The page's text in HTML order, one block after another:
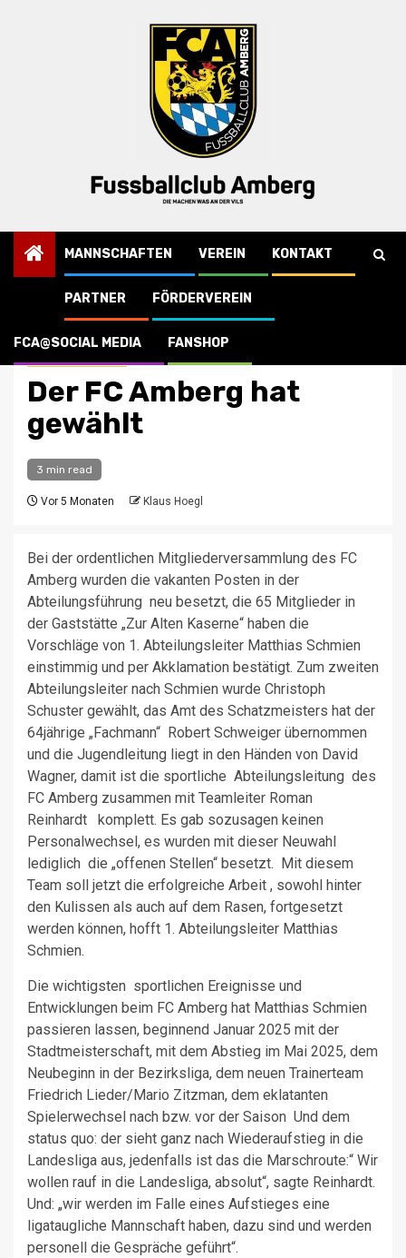
MANNSCHAFTEN VEREIN KONTAKT
PARTNER FÖRDERVEREIN
FCA@SOCIAL MEDIA FANSHOP
Vereinsnachrichten Der FC Amberg hat gewählt
Der FC Amberg hat
gewählt
3 min read
Vor 5 Monaten Klaus Hoegl
Bei der ordentlichen Mitgliederversammlung des FC
Amberg wurden die vakanten Posten in der
Abteilungsführung neu besetzt, die 65 Mitglieder in
der Gaststätte „Zur Alten Kaserne“ haben die
Vorschläge von 1. Abteilungsleiter Matthias Schmien
einstimmig und per Akklamation bestätigt. Zum zweiten
Abteilungsleiter nach Schmien wurde Christoph
Schuster gewählt, das Amt des Schatzmeisters hat der
64jährige „Fachmann“ Robert Schweiger übernommen
und die Jugendleitung liegt in den Händen von David
Wagner, damit ist die sportliche Abteilungsleitung des
FC Amberg zusammen mit Teamleiter Roman
Reinhardt komplett. Es gab sozusagen keinen
Personalwechsel, es wurden mit dieser Neuwahl
lediglich die „offenen Stellen“ besetzt. Mit diesem
Team soll jetzt die erfolgreiche Arbeit , sowohl hinter
den Kulissen als auch auf dem Rasen, fortgesetzt
werden können, hofft 1. Abteilungsleiter Matthias
Schmien.
Die wichtigsten sportlichen Ereignisse und
Entwicklungen beim FC Amberg hat Matthias Schmien
passieren lassen, beginnend Januar 2025 mit der
Stadtmeisterschaft, mit dem Abstieg im Mai 2025, dem
Neubeginn in der Bezirksliga, dem neuen Trainerteam
Friedrich Lieder/Mario Zitzman, dem eklatanten
Spielerwechsel nach bzw. vor der Saison Und dem
status quo: der sieht ganz nach Wiederaufstieg in die
Landesliga aus, jedenfalls ist das die Marschroute:“ Wir
wollen rauf in die Landesliga, absolut“, sagte Reinhardt.
Und: „wir werden im Falle eines Aufstieges eine
ligataugliche Mannschaft haben, dazu sind und werden
personell die Gespräche geführt“.